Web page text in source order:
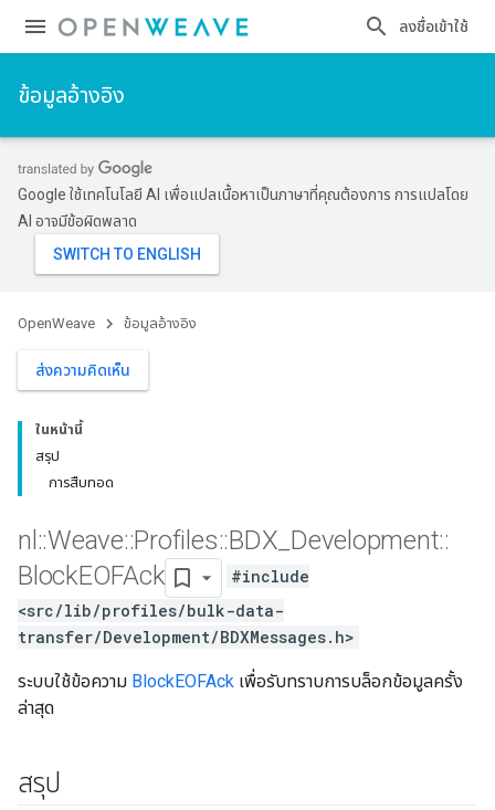
ลงชื่อเข้าใช้
ข้อมูลอ้างอิง
Google ใช้เทคโนโลยี AI เพื่อแปลเนื้อหาเป็นภาษาที่คุณต้องการ การแปลโดย
AI อาจมีข้อผิดพลาด
OpenWeave ข้อมูลอ้างอิง
ส่งความคิดเห็น
ในหน้านี้
สรุป
การสืบทอด
nl ::Weave::Profiles::BDX Development::
BlockEOFAck
#include
<src/lib/profiles/bulk-data-
transfer/Development/BDXMessages.h>
ระบบใช้ข้อความ BlockEOFAck เพื่อรับทราบการบล็อกข้อมูลครั้ง
ล่าสุด
สรุป